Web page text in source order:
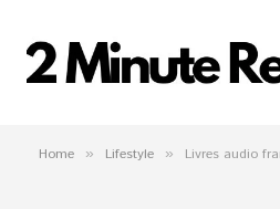
Home » Lifestyle » Livres audio